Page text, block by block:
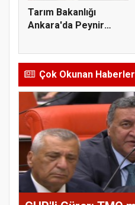
Tarım Bakanlığı
Ankara'da Peynir
Çok Okunan Haberler